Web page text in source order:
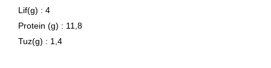
Lif(g) : 4
Protein (g) : 11,8
Tuz(g) : 1,4